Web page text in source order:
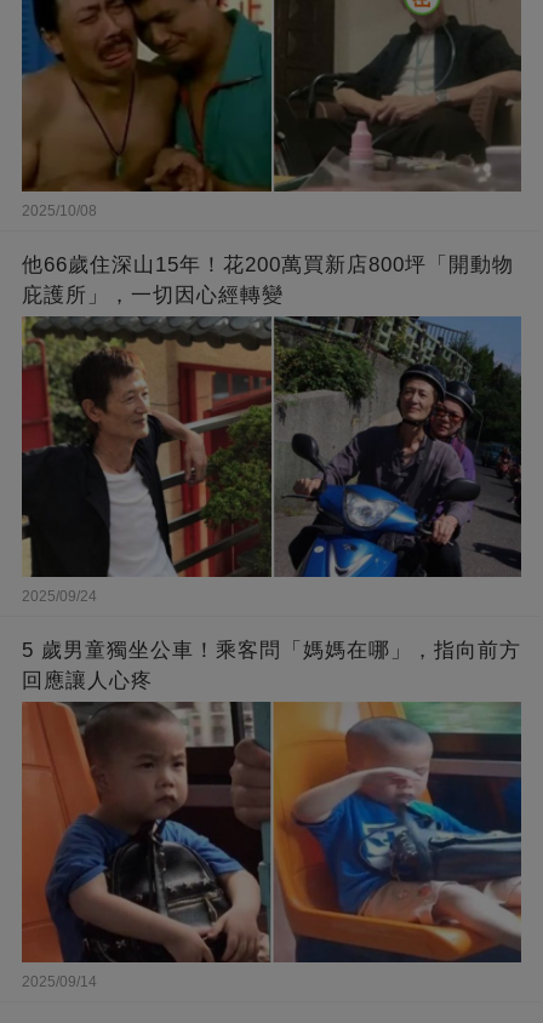
2025/10/08
他66歲住深山15年！花200萬買新店800坪「開動物
庇護所」，一切因心經轉變
2025/09/24
5 歲男童獨坐公車！乘客問「媽媽在哪」，指向前方
回應讓人心疼
2025/09/14